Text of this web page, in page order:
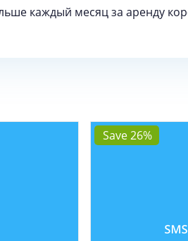
каждый месяц за аренду
Save 26%